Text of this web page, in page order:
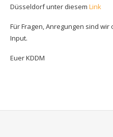
Düsseldorf unter diesem Link
Für Fragen, Anregungen sind
Input.
Euer KDDM